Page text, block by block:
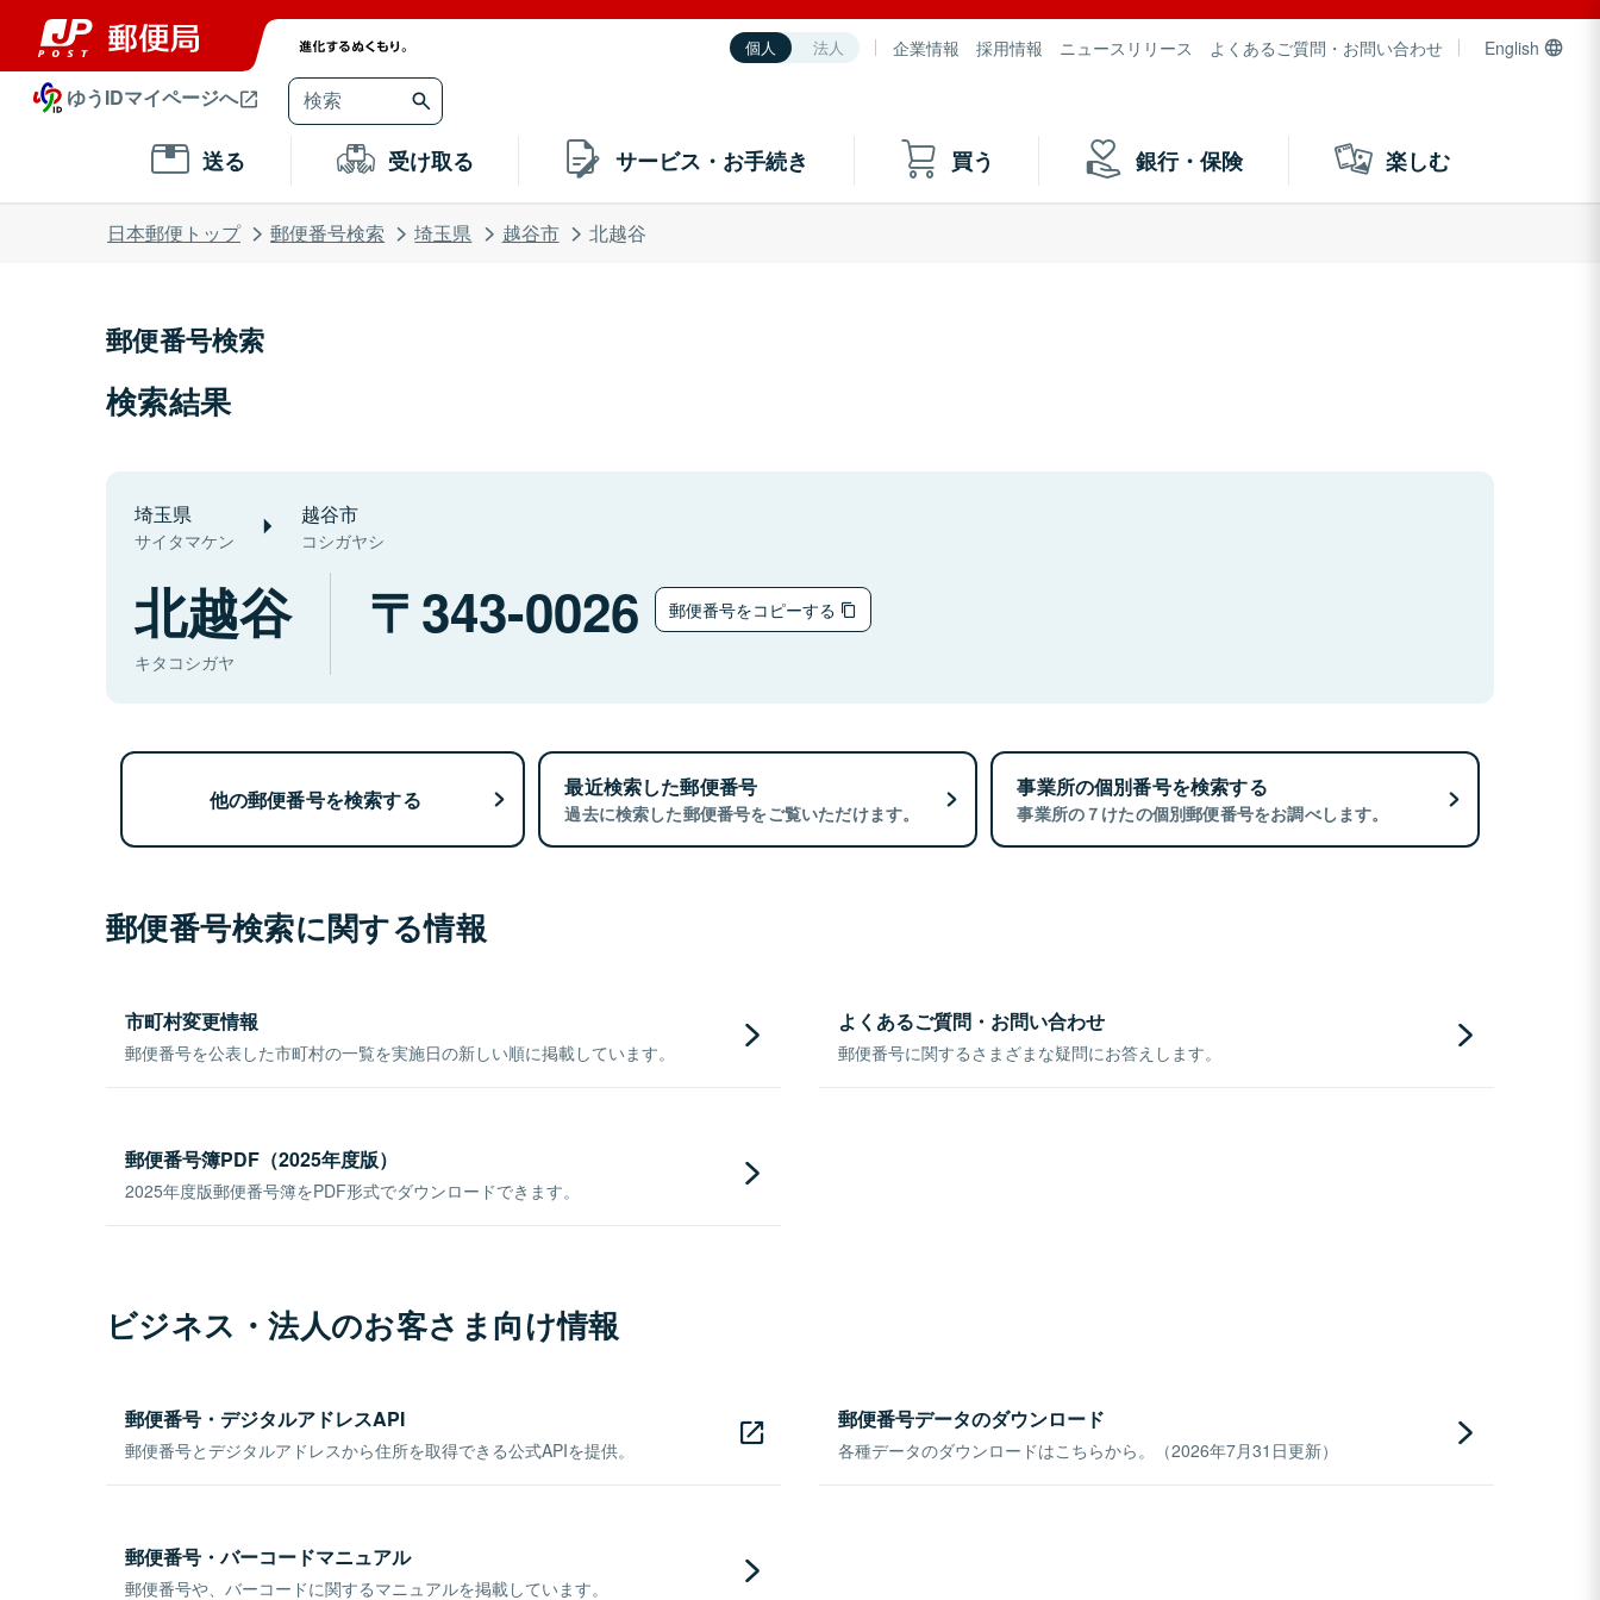
個人 法人 企業情報 採用情報 ニュースリリース よくあるご質問・お問い合わせ English
ゆうIDマイページへ
送る 受け取る サービス・お手続き 買う 銀行・保険 楽しむ
日本郵便トップ 郵便番号検索 埼玉県 越谷市 北越谷
郵便番号検索
検索結果
埼玉県
サイタマケン
越谷市
コシガヤシ
北越谷
キタコシガヤ
343-0026 郵便番号をコピーする
他の郵便番号を検索する 最近検索した郵便番号
過去に検索した郵便番号をご覧いただけます。
事業所の個別番号を検索する
事業所の７けたの個別郵便番号をお調べします。
郵便番号検索に関する情報
市町村変更情報
郵便番号を公表した市町村の一覧を実施日の新しい順に掲載しています。
よくあるご質問・お問い合わせ
郵便番号に関するさまざまな疑問にお答えします。
郵便番号簿PDF（2025年度版）
2025年度版郵便番号簿をPDF形式でダウンロードできます。
ビジネス・法人のお客さま向け情報
郵便番号・デジタルアドレスAPI
郵便番号とデジタルアドレスから住所を取得できる公式APIを提供。
郵便番号データのダウンロード
各種データのダウンロードはこちらから。（2026年7月31日更新）
郵便番号・バーコードマニュアル
郵便番号や、バーコードに関するマニュアルを掲載しています。